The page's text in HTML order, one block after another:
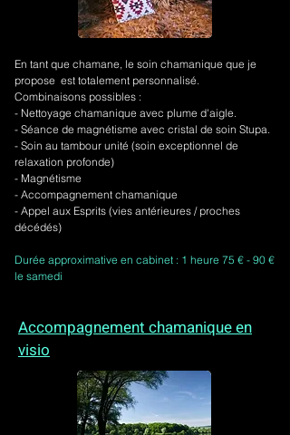
En tant que chamane, le soin chamanique que je
propose est totalement personnalisé.
Combinaisons possibles :
- Nettoyage chamanique avec plume d'aigle.
- Séance de magnétisme avec cristal de soin Stupa.
- Soin au tambour unité (soin exceptionnel de
relaxation profonde)
- Magnétisme
- Accompagnement chamanique
- Appel aux Esprits (vies antérieures / proches
décédés)
Durée approximative en cabinet : 1 heure 75 € - 90 €
le samedi
Accompagnement chamanique en
visio